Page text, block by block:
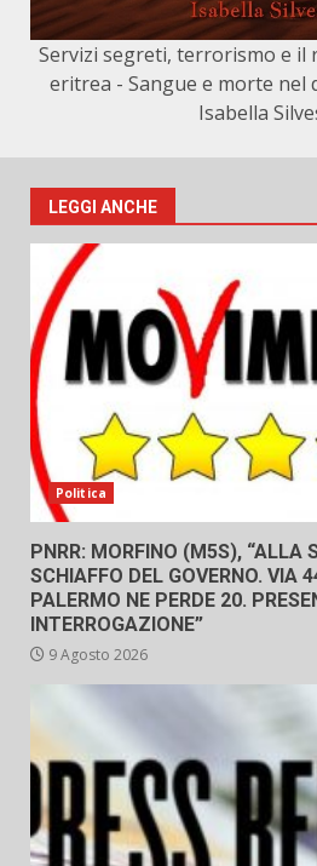
Servizi segreti, terrorismo e il
eritrea - Sangue e morte nel
Isabella
LEGGI ANCHE
Politica
PNRR: MORFINO (M5S), “ALLA
SCHIAFFO DEL GOVERNO. VIA
PALERMO NE PERDE 20.
INTERROGAZIONE”
9 Agosto 2026